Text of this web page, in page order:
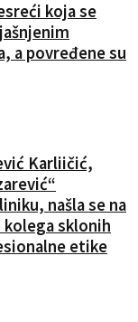
koja se
a povređene su
Karliičić,
našla se na
sklonih
etike